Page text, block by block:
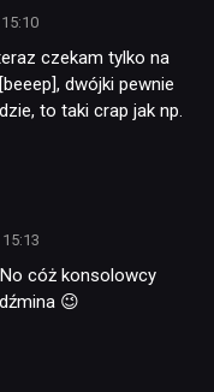
czekam tylko na
dwójki pewnie
to taki crap jak np.
cóż konsolowcy
😉